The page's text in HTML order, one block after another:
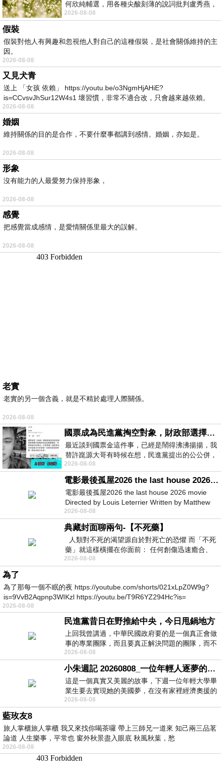
何欣純輔選，用各種尖酸刻薄的說詞批判盧秀燕，
罵她施政滿意度輸給陳其邁，甚至還說盧
2026-08-08
假裝
假裝對他人有興趣和忽視他人對自己的這種假裝，是社會關係維持的主
因。
2026-08-08
又見犬青
送上 「女孩 依賴」 https://youtu.be/o3NgmHjAHiE?
is=CCvsvJhSur12W4s1 壞習慣，非常不適合改，只會越來越依賴。
我害怕的
2026-08-08
婚姻
維持關係的目的是合作，不要什麼事都講到感情。婚姻，亦如是。
2026-08-08
形象
沒有能力的人最愛努力保持形象，
2026-08-08
感覺
把感覺當成感情，是愛情關係里最大的誤解。
2026-08-08
老實
老實的另一個含義，就是不精於處理人際關係。
2026-08-08
國票成為民進黨掏空對象，財政部選擇性失憶
最近談到國票金這件事，已經是鬧得沸沸揚揚，我
替許崑源大哥有時候在想，民進黨提出的公公併，
其實就是想要國庫通黨庫，鬧出最大的醜
2026-08-08
電影最後孤屋2026 the last house 2026 movie
電影最後孤屋2026 the last house 2026 movie
Directed by Louis Leterrier Written by Matthew
Robinson Starring Greta Lee Wa
2026-08-08
典藏封面聊兩句-【不死藥】
人類對不死的渴望源自於對死亡的恐懼 而「不死
藥」就這樣橫擺在你面前： 任何創傷迅速癒合、
停止衰老、痛覺消失…堪
2026-08-08
為了
為了那每一個不眠的夜 https://youtube.com/shorts/021xLpZ0W9g?
is=9VvB2Aqpnp3WIKzl https://youtu.be/T9R6YZ294Hc?is=
2026-08-08
民進黨昔日在野推給中央，今日甩鍋地方
上回我曾講過，中華民國政府要的是一個真正會做
事的專業團隊，而且要真正解決問題的團隊，而不
是只會到處甩鍋的雙標團隊，最近民進黨
2026-08-08
小朱週記 20260808_一位年輕人逐夢的真實故事
這是一個真實又美麗的故事，下週一位年輕大學畢
業生要去實現她的美國夢，在沒有家裡經濟奧援的
情況下，靠著自我努力工作累積出國基
2026-08-08
藍玫友8
旅人掌櫃旅人掌櫃 我又來找你喝茶囉 帶上三師兄一道來 知己兩三品茗
論道 人生樂事，平常也 窗外秋景盡入眼底 秋風秋葉，愁
2026-08-08